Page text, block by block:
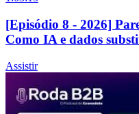
[Episódio 8 - 2026]
Como IA e dados
Assistir